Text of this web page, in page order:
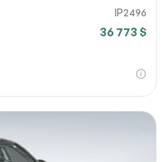
IP2496
36 773 $